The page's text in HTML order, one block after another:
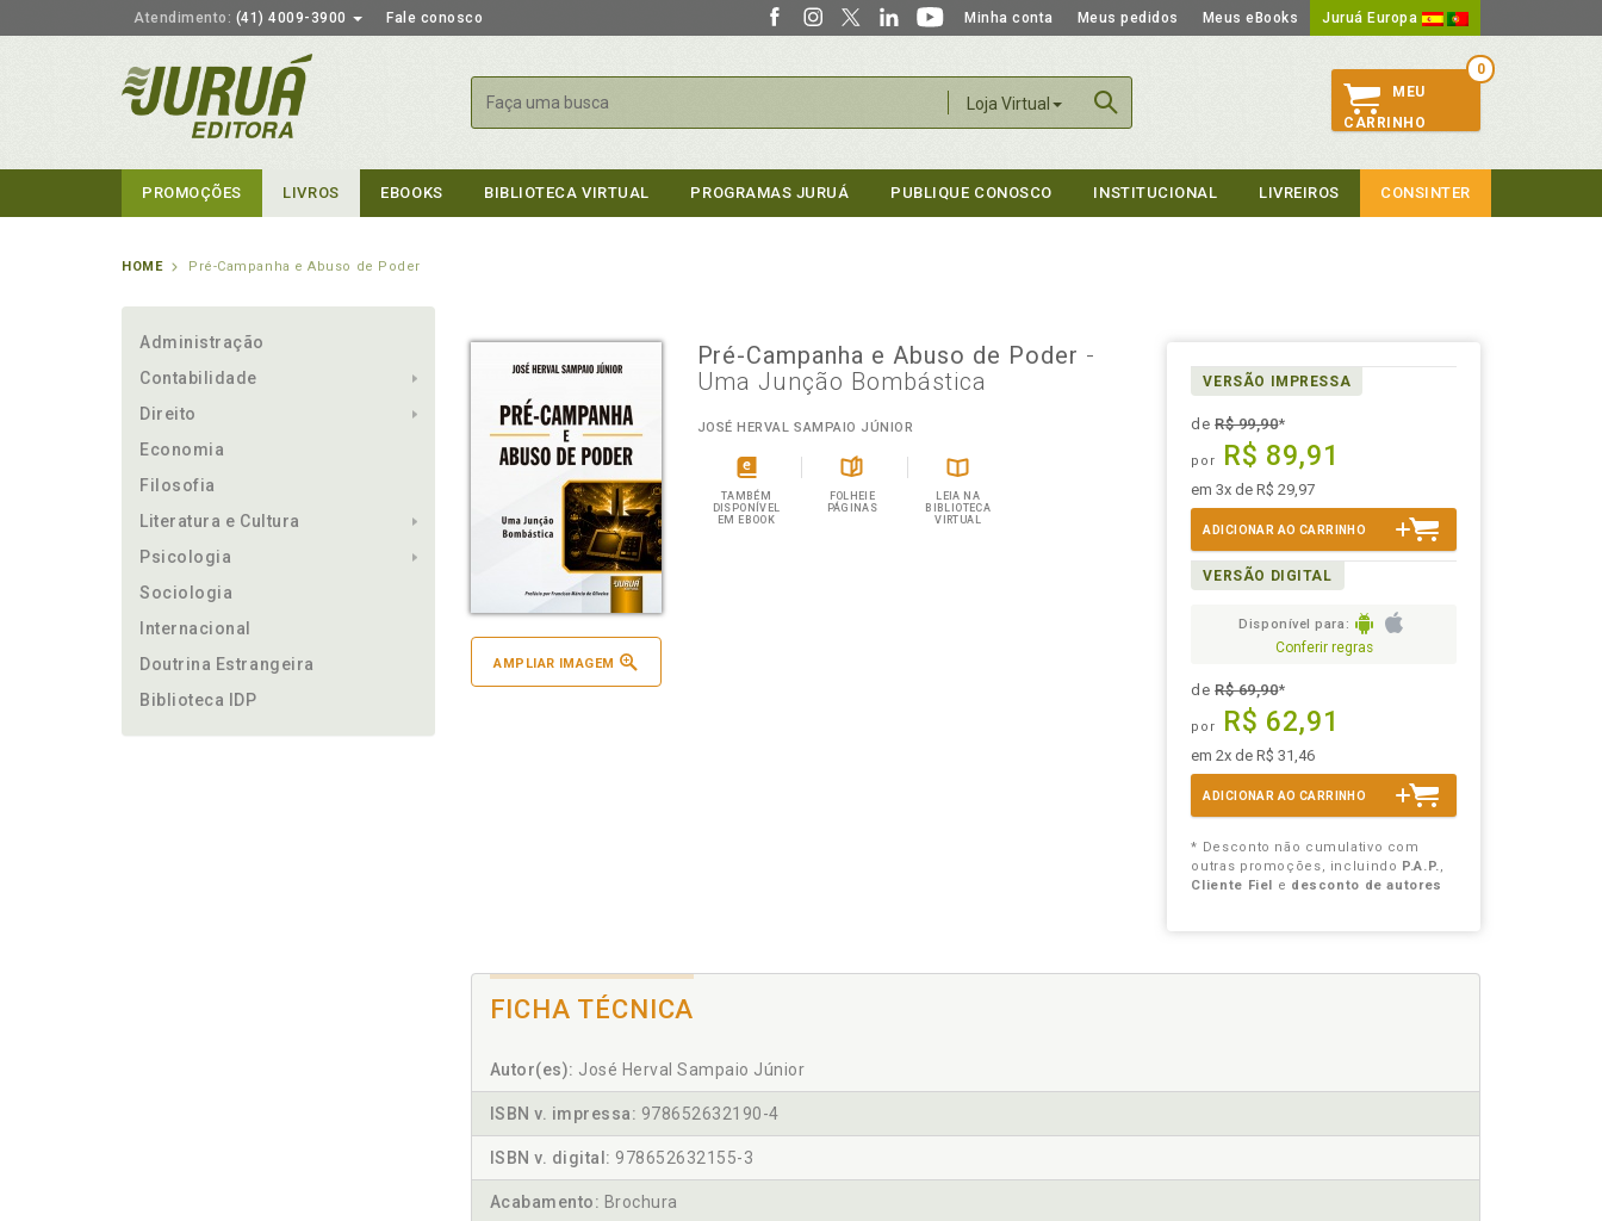
Atendimento: (41) 4009-3900 Fale conosco Minha conta Meus pedidos Meus eBooks Juruá Europa
Loja Virtual
Buscar
0
MEU
CARRINHO
PROMOÇÕES LIVROS EBOOKS BIBLIOTECA VIRTUAL PROGRAMAS JURUÁ PUBLIQUE CONOSCO INSTITUCIONAL LIVREIROS CONSINTER
HOME Pré-Campanha e Abuso de Poder
Administração
Contabilidade
Direito
Economia
Filosofia
Literatura e Cultura
Psicologia
Sociologia
Internacional
Doutrina Estrangeira
Biblioteca IDP
AMPLIAR IMAGEM
Pré-Campanha e Abuso de Poder -
Uma Junção Bombástica
JOSÉ HERVAL SAMPAIO JÚNIOR
TAMBÉM
DISPONÍVEL
EM EBOOK
FOLHEIE
PÁGINAS
LEIA NA
BIBLIOTECA
VIRTUAL
VERSÃO IMPRESSA
deR$ 99,90*
por R$ 89,91
em 3x de R$ 29,97
ADICIONAR AO CARRINHO
VERSÃO DIGITAL
Disponível para:
Conferir regras
deR$ 69,90*
por R$ 62,91
em 2x de R$ 31,46
ADICIONAR AO CARRINHO
* Desconto não cumulativo com
outras promoções, incluindo P.A.P.,
Cliente Fiel
e desconto de autores
FICHA TÉCNICA
Autor(es): José Herval Sampaio Júnior
ISBN v. impressa: 978652632190-4
ISBN v. digital: 978652632155-3
Acabamento: Brochura